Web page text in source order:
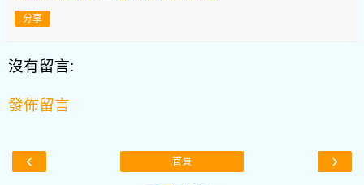
分享
沒有留言:
發佈留言
‹ ›
首頁